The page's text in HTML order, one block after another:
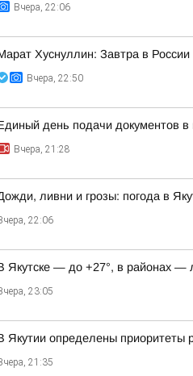
Вчера, 22:06
Хуснуллин: Завтра в
Вчера, 22:50
день подачи документов
Вчера, 21:28
ливни и грозы: погода в
22:06
Якутске — до +27°, в районах —
23:05
Якутии определены приоритеты
21:35